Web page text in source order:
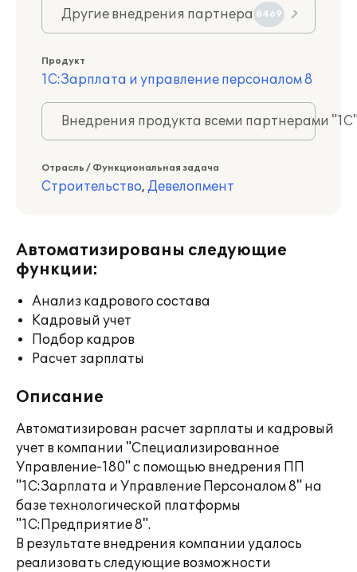
Другие внедрения партнера 8469
Продукт
1С:Зарплата и управление персоналом 8
Внедрения продукта всеми партнерами
Отрасль / Функциональная задача
Строительство, Девелопмент
Автоматизированы следующие
функции:
Анализ кадрового состава
Кадровый учет
Подбор кадров
Расчет зарплаты
Описание
Автоматизирован расчет зарплаты и кадровый
учет в компании "Специализированное
Управление-180" с помощью внедрения ПП
"1С:Зарплата и Управление Персоналом 8" на
базе технологической платформы
"1С:Предприятие 8".
В результате внедрения компании удалось
реализовать следующие возможности